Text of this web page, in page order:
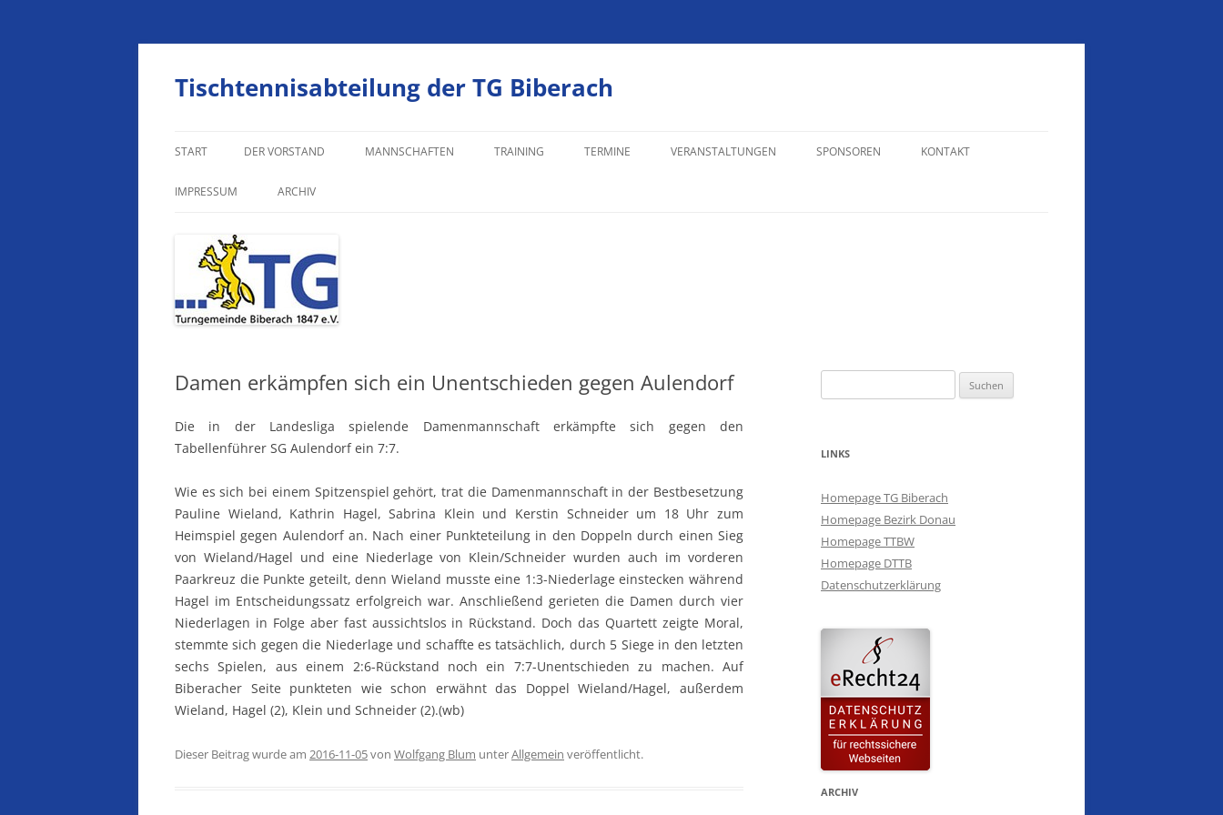
Zum
springen
Tischtennisabteilung der TG Biberach
START DER VORSTAND MANNSCHAFTEN
MÄDCHEN 15 2025/26
TRAINING TERMINE VERANSTALTUNGEN
SAISONABSCHLUSS 2017
VEREINSMEISTERSCHAFTEN 2015
SCHÜTZENTREFF 2014
WEIHNACHTSTURNIER 2013
SCHÜTZENTREFF 2013
SAISONABSCHLUSS 2013
SPONSOREN KONTAKT
IMPRESSUM
DATENSCHUTZERKLÄRUNG
ARCHIV
Damen erkämpfen sich ein Unentschieden gegen Aulendorf
Die in der Landesliga spielende Damenmannschaft erkämpfte sich gegen den
Tabellenführer SG Aulendorf ein 7:7.
Wie es sich bei einem Spitzenspiel gehört, trat die Damenmannschaft in der Bestbesetzung
Pauline Wieland, Kathrin Hagel, Sabrina Klein und Kerstin Schneider um 18 Uhr zum
Heimspiel gegen Aulendorf an. Nach einer Punkteteilung in den Doppeln durch einen Sieg
von Wieland/Hagel und eine Niederlage von Klein/Schneider wurden auch im vorderen
Paarkreuz die Punkte geteilt, denn Wieland musste eine 1:3-Niederlage einstecken während
Hagel im Entscheidungssatz erfolgreich war. Anschließend gerieten die Damen durch vier
Niederlagen in Folge aber fast aussichtslos in Rückstand. Doch das Quartett zeigte Moral,
stemmte sich gegen die Niederlage und schaffte es tatsächlich, durch 5 Siege in den letzten
sechs Spielen, aus einem 2:6-Rückstand noch ein 7:7-Unentschieden zu machen. Auf
Biberacher Seite punkteten wie schon erwähnt das Doppel Wieland/Hagel, außerdem
Wieland, Hagel (2), Klein und Schneider (2).(wb)
Dieser Beitrag wurde am 2016-11-05von Wolfgang Blum unterAllgemein veröffentlicht.
nach:
LINKS
Homepage TG Biberach
Homepage Bezirk Donau
Homepage TTBW
Homepage DTTB
Datenschutzerklärung
ARCHIV